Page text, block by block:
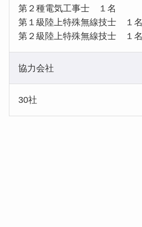
第２種電気工事士 １名
第１級陸上特殊無線技士 １名
第２級陸上特殊無線技士 １名
協力会社
30社